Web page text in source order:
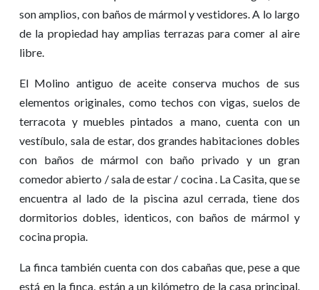
son amplios, con baños de mármol y vestidores. A lo largo
de la propiedad hay amplias terrazas para comer al aire
libre.
El Molino antiguo de aceite conserva muchos de sus
elementos originales, como techos con vigas, suelos de
terracota y muebles pintados a mano, cuenta con un
vestíbulo, sala de estar, dos grandes habitaciones dobles
con baños de mármol con baño privado y un gran
comedor abierto / sala de estar / cocina . La Casita, que se
encuentra al lado de la piscina azul cerrada, tiene dos
dormitorios dobles, identicos, con baños de mármol y
cocina propia.
La finca también cuenta con dos cabañas que, pese a que
está en la finca, están a un kilómetro de la casa principal.